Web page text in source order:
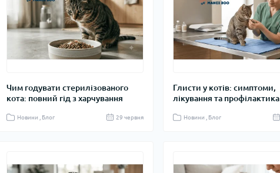
Чим годувати стерилізованого
кота: повний гід з харчування
Новини , Блог 29 червня
Глисти у котів: симптоми,
лікування та профілактика
Новини , Блог